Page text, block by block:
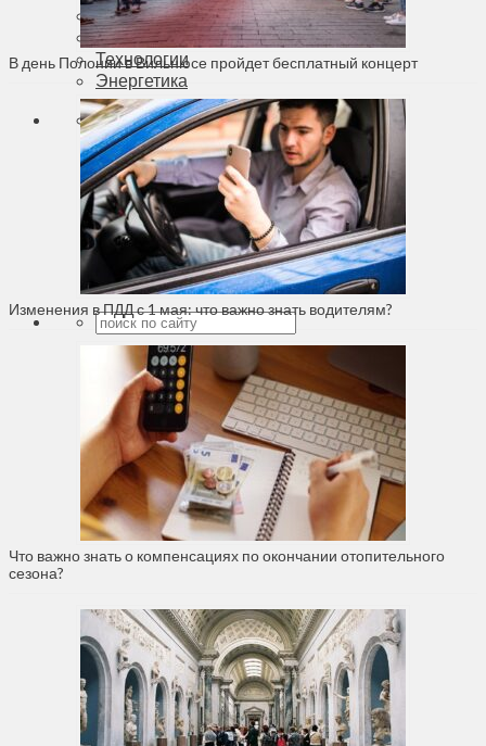
Духовное пространство
Спорт
Технологии
Энергетика
Вильнюс
+21°C
Макс.:+22°
Мин.:
16°
Пт, 07.08.2026
В день Полонии в Вильнюсе пройдет бесплатный концерт
Изменения в ПДД с 1 мая: что важно знать водителям?
Что важно знать о компенсациях по окончании отопительного
сезона?